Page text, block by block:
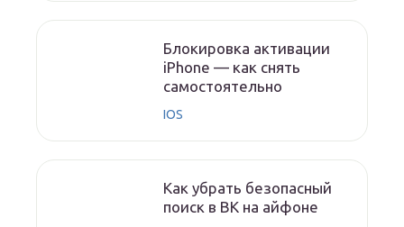
Блокировка активации
iPhone — как снять
самостоятельно
IOS
Как убрать безопасный
поиск в ВК на айфоне